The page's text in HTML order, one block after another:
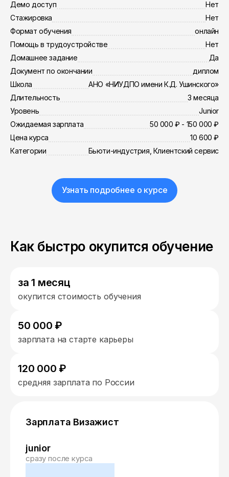
Демо доступ
Нет
Стажировка
Нет
Формат обучения
онлайн
Помощь в трудоустройстве
Нет
Домашнее задание
Да
Документ по окончании
диплом
Школа
АНО «НИУДПО имени К.Д. Ушинского»
Длительность
3 месяца
Уровень
Junior
Ожидаемая зарплата
50 000 ₽ - 150 000 ₽
Цена курса
10 600 ₽
Категории
Бьюти-индустрия, Клиентский сервис
Узнать подробнее о курсе
Как быстро окупится обучение
за 1 месяц
окупится стоимость обучения
50 000 ₽
зарплата на старте карьеры
120 000 ₽
средняя зарплата по России
Зарплата Визажист
junior
сразу после курса